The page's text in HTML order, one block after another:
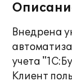
Внедрена
учета
Клиент